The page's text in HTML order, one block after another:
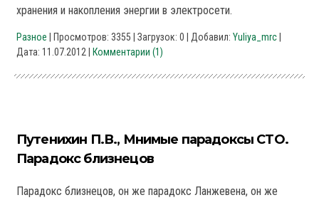
хранения и накопления энергии в электросети.
Разное | Просмотров: 3355 | Загрузок: 0 | Добавил: Yuliya_mrc
Дата: 11.07.2012 Комментарии (1)
Путенихин П.В., Мнимые парадоксы СТО.
Парадокс близнецов
Парадокс близнецов, он же парадокс Ланжевена, он же